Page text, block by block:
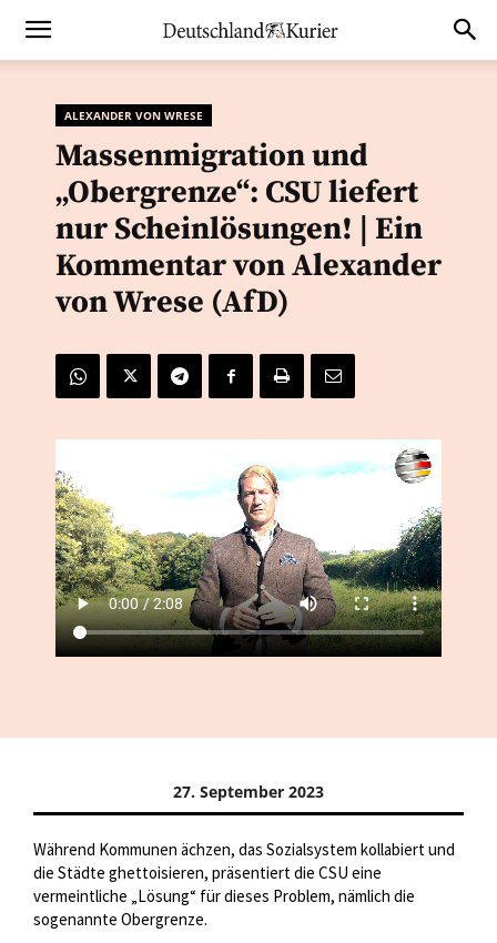
ALEXANDER VON WRESE
Massenmigration und
„Obergrenze“: CSU liefert
nur Scheinlösungen! | Ein
Kommentar von Alexander
von Wrese (AfD)
27. September 2023
Während Kommunen ächzen, das Sozialsystem kollabiert und
die Städte ghettoisieren, präsentiert die CSU eine
vermeintliche „Lösung“ für dieses Problem, nämlich die
sogenannte Obergrenze.